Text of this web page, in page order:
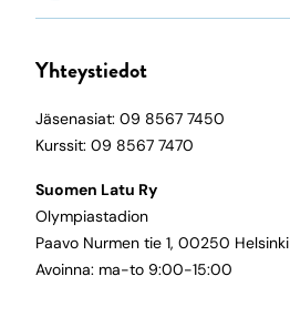
Yhteystiedot
Jäsenasiat: 09 8567 7450
Kurssit: 09 8567 7470
Suomen Latu Ry
Olympiastadion
Paavo Nurmen tie 1, 00250 Helsinki
Avoinna: ma-to 9:00-15:00